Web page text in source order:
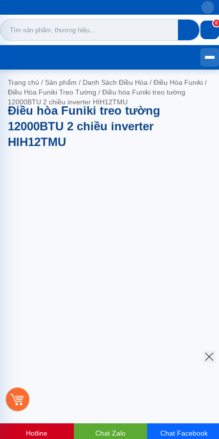
0
Trang chủ /Sản phẩm/Danh Sách Điều Hòa /Điều Hòa Funiki
/Điều Hòa Funiki Treo Tường /Điều hòa Funiki treo tường
12000BTU 2 chiều inverter HIH12TMU
Điều hòa Funiki treo tường
12000BTU 2 chiều inverter
HIH12TMU
Hotline Chat Zalo Chat Facebook